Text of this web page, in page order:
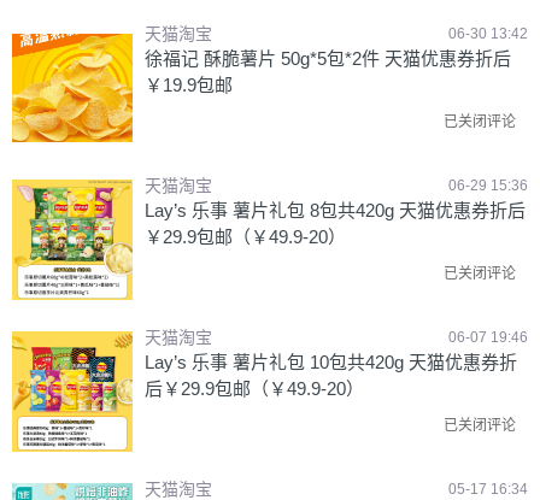
天猫淘宝 06-30 13:42
徐福记 酥脆薯片 50g*5包*2件 天猫优惠券折后
￥19.9包邮
已关闭评论
天猫淘宝 06-29 15:36
Lay’s 乐事 薯片礼包 8包共420g 天猫优惠券折后
￥29.9包邮（￥49.9-20）
已关闭评论
天猫淘宝 06-07 19:46
Lay’s 乐事 薯片礼包 10包共420g 天猫优惠券折
后￥29.9包邮（￥49.9-20）
已关闭评论
天猫淘宝 05-17 16:34